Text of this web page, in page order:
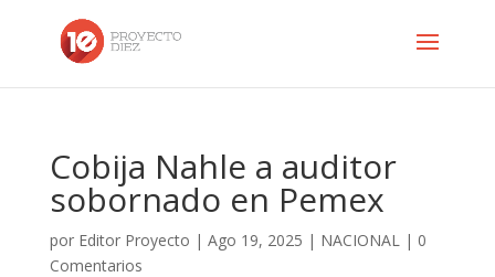
Cobija Nahle a auditor
sobornado en Pemex
por Editor Proyecto | Ago 19, 2025 | NACIONAL| 0
Comentarios